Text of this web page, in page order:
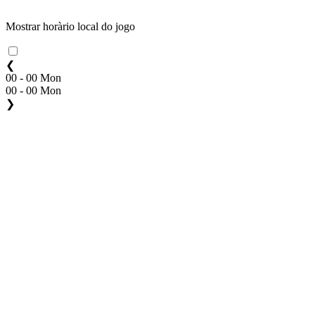
Mostrar horàrio local do jogo
❮
00 - 00 Mon
00 - 00 Mon
❯